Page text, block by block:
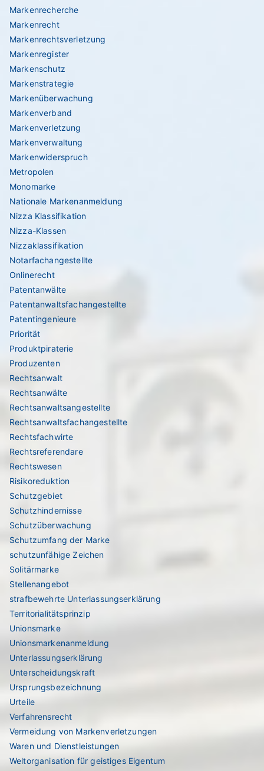
Markenrecherche
Markenrecht
Markenrechtsverletzung
Markenregister
Markenschutz
Markenstrategie
Markenüberwachung
Markenverband
Markenverletzung
Markenverwaltung
Markenwiderspruch
Metropolen
Monomarke
Nationale Markenanmeldung
Nizza Klassifikation
Nizza-Klassen
Nizzaklassifikation
Notarfachangestellte
Onlinerecht
Patentanwälte
Patentanwaltsfachangestellte
Patentingenieure
Priorität
Produktpiraterie
Produzenten
Rechtsanwalt
Rechtsanwälte
Rechtsanwaltsangestellte
Rechtsanwaltsfachangestellte
Rechtsfachwirte
Rechtsreferendare
Rechtswesen
Risikoreduktion
Schutzgebiet
Schutzhindernisse
Schutzüberwachung
Schutzumfang der Marke
schutzunfähige Zeichen
Solitärmarke
Stellenangebot
strafbewehrte Unterlassungserklärung
Territorialitätsprinzip
Unionsmarke
Unionsmarkenanmeldung
Unterlassungserklärung
Unterscheidungskraft
Ursprungsbezeichnung
Urteile
Verfahrensrecht
Vermeidung von Markenverletzungen
Waren und Dienstleistungen
Weltorganisation für geistiges Eigentum